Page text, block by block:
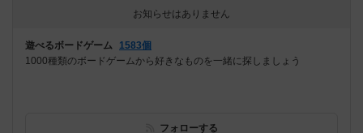
お知らせはありません
遊べるボードゲーム
1583個
1000種類のボードゲームから好きなものを一緒に探しましょう
フォローする